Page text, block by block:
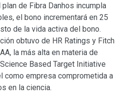
de Fibra Danhos incumpla
el bono incrementará en 25
de la vida activa del bono.
obtuvo de HR Ratings y Fitch
la más alta en materia de
Based Target Initiative
como empresa comprometida a
en la ciencia.